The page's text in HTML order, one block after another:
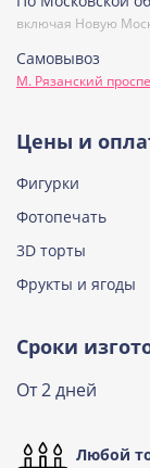
включая Новую
Самовывоз
М. Рязанский
Цены и
Фигурки
Фотопечать
3D торты
Фрукты и ягоды
Сроки
От 2 дней
Любой